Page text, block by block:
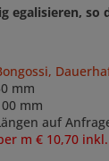
egalisieren, so
mm
mm
auf Anfrage.
10,70 inkl.